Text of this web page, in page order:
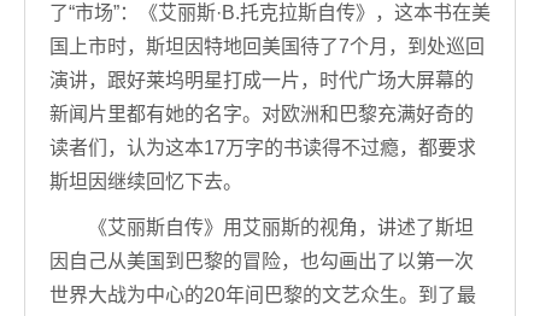
了“市场”：《艾丽斯·B.托克拉斯自传》，这本书在美
国上市时，斯坦因特地回美国待了7个月，到处巡回
演讲，跟好莱坞明星打成一片，时代广场大屏幕的
新闻片里都有她的名字。对欧洲和巴黎充满好奇的
读者们，认为这本17万字的书读得不过瘾，都要求
斯坦因继续回忆下去。
《艾丽斯自传》用艾丽斯的视角，讲述了斯坦
因自己从美国到巴黎的冒险，也勾画出了以第一次
世界大战为中心的20年间巴黎的文艺众生。到了最